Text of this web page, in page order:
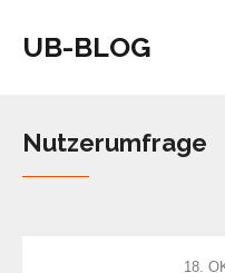
UB-BLOG
Nutzerumfrage
18.